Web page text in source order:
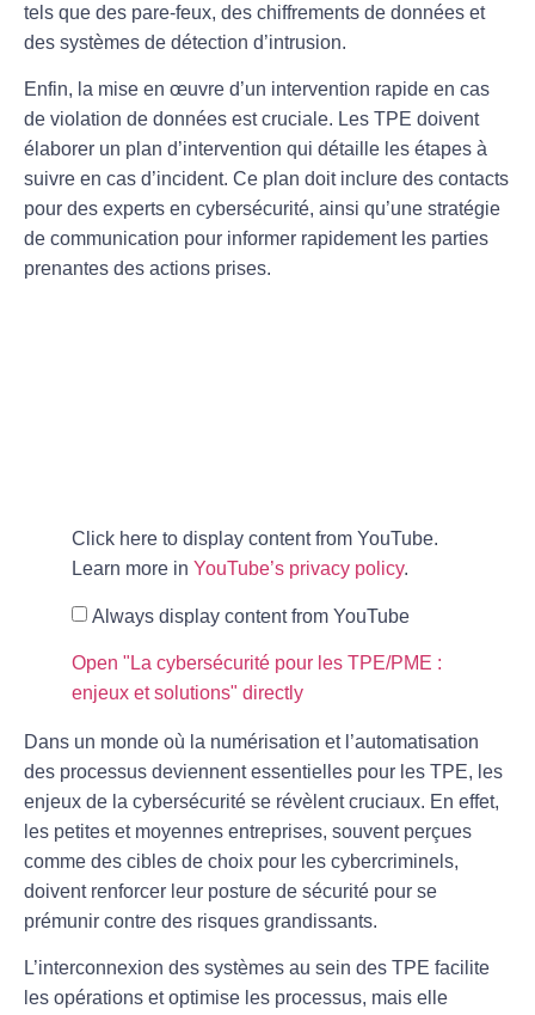
tels que des pare-feux, des chiffrements de données et
des systèmes de détection d’intrusion.
Enfin, la mise en œuvre d’un intervention rapide en cas
de violation de données est cruciale. Les TPE doivent
élaborer un plan d’intervention qui détaille les étapes à
suivre en cas d’incident. Ce plan doit inclure des contacts
pour des experts en cybersécurité, ainsi qu’une stratégie
de communication pour informer rapidement les parties
prenantes des actions prises.
Click here to display content from YouTube.
Learn more in YouTube’s privacy policy.
Always display content from YouTube
Open "La cybersécurité pour les TPE/PME :
enjeux et solutions" directly
Dans un monde où la numérisation et l’automatisation
des processus deviennent essentielles pour les TPE, les
enjeux de la cybersécurité se révèlent cruciaux. En effet,
les petites et moyennes entreprises, souvent perçues
comme des cibles de choix pour les cybercriminels,
doivent renforcer leur posture de sécurité pour se
prémunir contre des risques grandissants.
L’interconnexion des systèmes au sein des TPE facilite
les opérations et optimise les processus, mais elle